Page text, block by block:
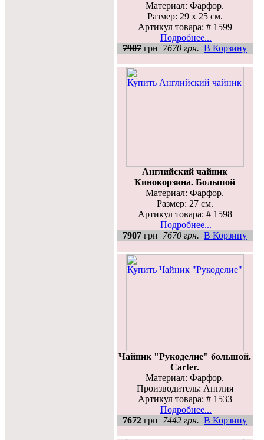
Материал: Фарфор.
Размер: 29 x 25 см.
Артикул товара: # 1599
Подробнее...
7907 грн 7670 грн. В Корзину
Английский чайник
Кинокорзина. Большой
Материал: Фарфор.
Размер: 27 см.
Артикул товара: # 1598
Подробнее...
7907 грн 7670 грн. В Корзину
Чайник "Рукоделие" большой.
Carter.
Материал: Фарфор.
Производитель: Англия
Артикул товара: # 1533
Подробнее...
7672 грн 7442 грн. В Корзину